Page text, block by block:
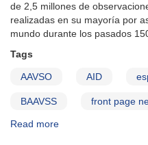
de 2,5 millones de
realizadas en su mayoría por
mundo durante los pasados
Tags
AAVSO AID
BAAVSS front page
Read more